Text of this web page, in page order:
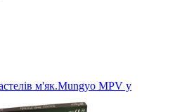
м'як.Mungyo MPV у